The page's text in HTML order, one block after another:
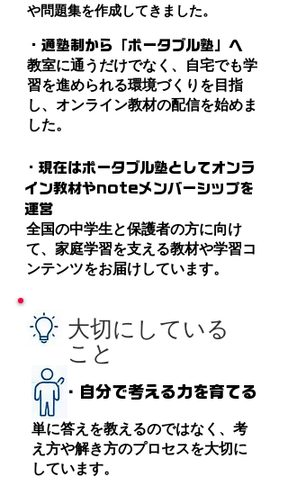
や問題集を作成してきました。
・通塾制から「ポータブル塾」へ
教室に通うだけでなく、自宅でも学
習を進められる環境づくりを目指
し、オンライン教材の配信を始めま
した。
・現在はポータブル塾としてオンラ
イン教材やnoteメンバーシップを
運営
全国の中学生と保護者の方に向け
て、家庭学習を支える教材や学習コ
ンテンツをお届けしています。
大切にしている
こと
・自分で考える力を育てる
単に答えを教えるのではなく、考
え方や解き方のプロセスを大切に
しています。